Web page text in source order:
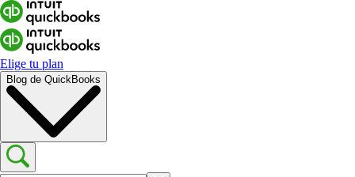
Elige tu plan
Blog de QuickBooks